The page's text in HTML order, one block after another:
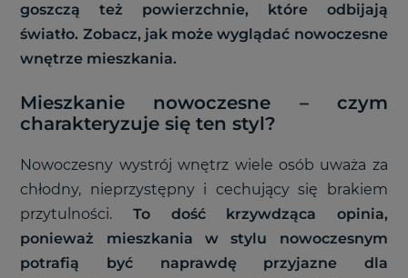
goszczą też powierzchnie, które odbijają
światło. Zobacz, jak może wyglądać nowoczesne
wnętrze mieszkania.
Mieszkanie nowoczesne – czym
charakteryzuje się ten styl?
Nowoczesny wystrój wnętrz wiele osób uważa za
chłodny, nieprzystępny i cechujący się brakiem
przytulności. To dość krzywdząca opinia,
ponieważ mieszkania w stylu nowoczesnym
potrafią być naprawdę przyjazne dla